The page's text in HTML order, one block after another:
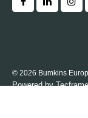
© 2026 Bumkins
Powered by